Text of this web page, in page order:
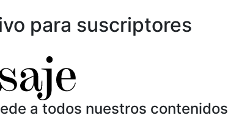
para suscriptores
a todos nuestros contenidos